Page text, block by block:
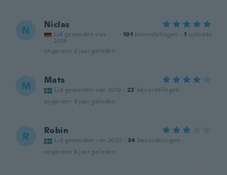
N Niclas
Lid geworden van
2018
· 101 beoordelingen · 1 uploads
ongeveer 6 jaar geleden
M Mats
Lid geworden van 2016 · 22 beoordelingen
ongeveer 6 jaar geleden
R Robin
Lid geworden van 2020 · 34 beoordelingen
ongeveer 6 jaar geleden